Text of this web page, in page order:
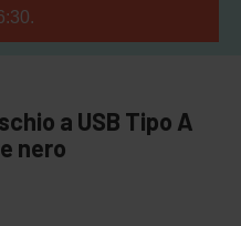
a USB Tipo A
nero